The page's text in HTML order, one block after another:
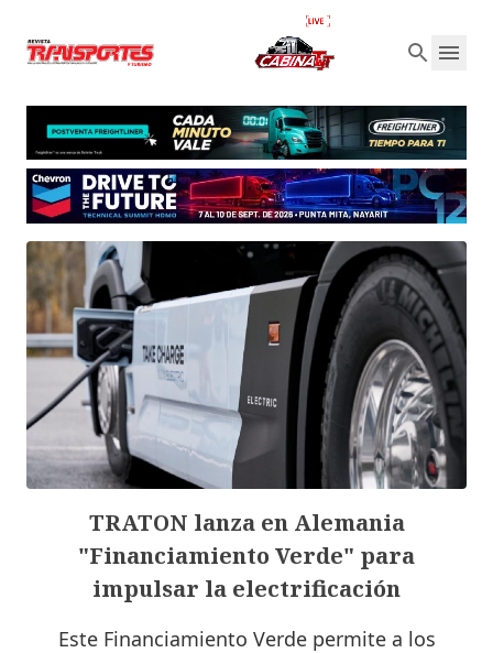
TRATON lanza en Alemania
"Financiamiento Verde" para
impulsar la electrificación
Este Financiamiento Verde permite a los